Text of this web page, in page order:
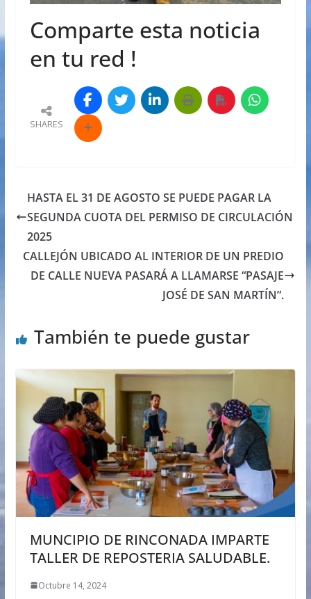
Comparte esta noticia
en tu red !
SHARES
HASTA EL 31 DE AGOSTO SE PUEDE PAGAR LA
SEGUNDA CUOTA DEL PERMISO DE CIRCULACIÓN
2025
CALLEJÓN UBICADO AL INTERIOR DE UN PREDIO
DE CALLE NUEVA PASARÁ A LLAMARSE “PASAJE
JOSÉ DE SAN MARTÍN”.
También te puede gustar
MUNCIPIO DE RINCONADA IMPARTE
TALLER DE REPOSTERIA SALUDABLE.
Octubre 14, 2024